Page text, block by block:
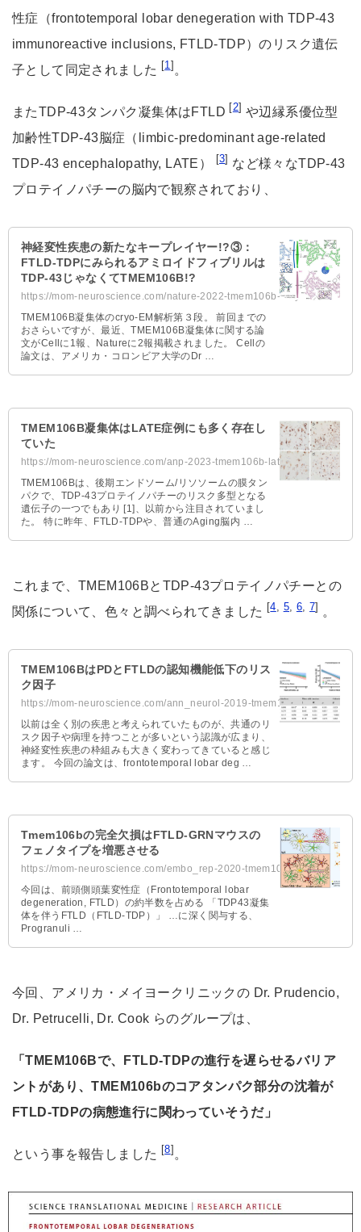
性症（frontotemporal lobar denegeration with TDP-43
immunoreactive inclusions, FTLD-TDP）のリスク遺伝
子として同定されました [1] 。
またTDP-43タンパク凝集体はFTLD [2] や辺縁系優位型
加齢性TDP-43脳症（limbic-predominant age-related
TDP-43 encephalopathy, LATE）
[3] など様々なTDP-43
プロテイノパチーの脳内で観察されており、
神経変性疾患の新たなキープレイヤー!?③：
FTLD-TDPにみられるアミロイドフィブリルは
TDP-43じゃなくてTMEM106B!?
https://mom-neuroscience.com/nature-2022-tmem106b-amyloid-fibril/
TMEM106B凝集体のcryo-EM解析第３段。 前回までの
おさらいですが、最近、TMEM106B凝集体に関する論
文がCellに1報、Natureに2報掲載されました。 Cellの
論文は、アメリカ・コロンビア大学のDr …
TMEM106B凝集体はLATE症例にも多く存在し
ていた
https://mom-neuroscience.com/anp-2023-tmem106b-late/
TMEM106Bは、後期エンドソーム/リソソームの膜タン
パクで、TDP-43プロテイノパチーのリスク多型となる
遺伝子の一つでもあり [1]、以前から注目されていまし
た。 特に昨年、FTLD-TDPや、普通のAging脳内 …
これまで、TMEM106BとTDP-43プロテイノパチーとの
関係について、色々と調べられてきました [4, 5, 6,7] 。
TMEM106BはPDとFTLDの認知機能低下のリス
ク因子
https://mom-neuroscience.com/ann_neurol-2019-tmem106b/
以前は全く別の疾患と考えられていたものが、共通のリ
スク因子や病理を持つことが多いという認識が広まり、
神経変性疾患の枠組みも大きく変わってきていると感じ
ます。 今回の論文は、frontotemporal lobar deg …
Tmem106bの完全欠損はFTLD-GRNマウスの
フェノタイプを増悪させる
https://mom-neuroscience.com/embo_rep-2020-tmem106b-ftld-grn/
今回は、前頭側頭葉変性症（Frontotemporal lobar
degeneration, FTLD）の約半数を占める 「TDP43凝集
体を伴うFTLD（FTLD-TDP）」 …に深く関与する、
Progranuli …
今回、アメリカ・メイヨークリニックの Dr. Prudencio,
Dr. Petrucelli, Dr. Cook らのグループは、
「TMEM106Bで、FTLD-TDPの進行を遅らせるバリア
ントがあり、TMEM106bのコアタンパク部分の沈着が
FTLD-TDPの病態進行に関わっていそうだ」
という事を報告しました [8] 。